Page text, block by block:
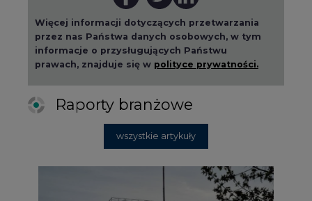
po węglu"? (raport)